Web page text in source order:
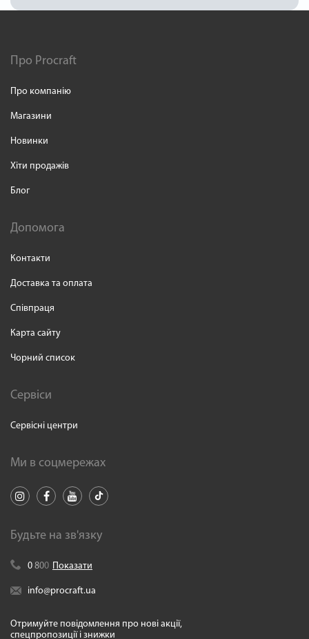
Про Procraft
Про компанію
Магазини
Новинки
Хіти продажів
Блог
Допомога
Контакти
Доставка та оплата
Співпраця
Карта сайту
Чорний список
Сервіси
Сервісні центри
Ми в соцмережах
Будьте на зв'язку
0 800 Показати
info@procraft.ua
Отримуйте повідомлення про нові акції,
спецпропозиції і знижки